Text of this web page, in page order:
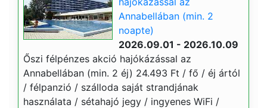
Annabellában (min. 2
noapte)
2026.09.01 - 2026.10.09
Őszi félpénzes akció hajókázással az
Annabellában (min. 2 éj) 24.493 Ft / fő / éj ártól
/ félpanzió / szálloda saját strandjának
használata / sétahajó jegy / ingyenes WiFi /